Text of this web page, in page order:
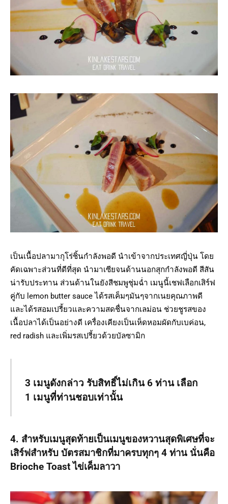
เป็นเนื้อปลามากุโร่ชิ้นกำลังพอดี นำเข้าจากประเทศญี่ปุ่น โดย
คัดเฉพาะส่วนที่ดีที่สุด นำมาเซียจนด้านนอกสุกกำลังพอดี สีสัน
น่ารับประทาน ส่วนด้านในยังสีชมพูชุ่มฉ่ำ เมนูนี้เชฟเลือกเสิร์ฟ
คู่กับ lemon butter sauce ได้รสเค็มๆมันๆจากเนยคุณภาพดี
และได้รสอมเปรี้ยวและความสดชื่นจากเลม่อน ช่วยชูรสของ
เนื้อปลาได้เป็นอย่างดี เครื่องเคียงเป็นเห็ดหอมผัดกับเบค่อน,
red radish และเพิ่มรสเปรี้ยวด้วยบัลซามิก
3 เมนูดังกล่าว รับสิทธิ์ไม่เกิน 6 ท่าน เลือก
1 เมนูที่ท่านชอบเท่านั้น
4. สำหรับเมนูสุดท้ายเป็นเมนูของหวานสุดพิเศษที่จะ
เสิร์ฟสำหรับ บัตรสมาชิกที่มาครบทุกๆ 4 ท่าน นั่นคือ
Brioche Toast ไข่เค็มลาวา